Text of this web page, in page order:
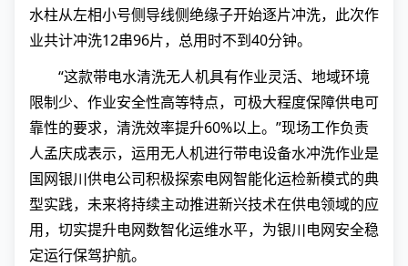
水柱从左相小号侧导线侧绝缘子开始逐片冲洗，此次作
业共计冲洗12串96片，总用时不到40分钟。
“这款带电水清洗无人机具有作业灵活、地域环境
限制少、作业安全性高等特点，可极大程度保障供电可
靠性的要求，清洗效率提升60%以上。”现场工作负责
人孟庆成表示，运用无人机进行带电设备水冲洗作业是
国网银川供电公司积极探索电网智能化运检新模式的典
型实践，未来将持续主动推进新兴技术在供电领域的应
用，切实提升电网数智化运维水平，为银川电网安全稳
定运行保驾护航。